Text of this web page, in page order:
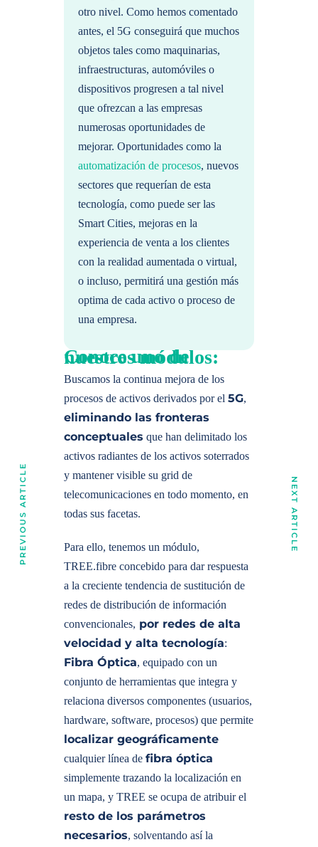
otro nivel. Como hemos comentado
antes, el 5G conseguirá que muchos
objetos tales como maquinarias,
infraestructuras, automóviles o
dispositivos progresen a tal nivel
que ofrezcan a las empresas
numerosas oportunidades de
mejorar. Oportunidades como la
automatización de procesos, nuevos
sectores que requerían de esta
tecnología, como puede ser las
Smart Cities, mejoras en la
experiencia de venta a los clientes
con la realidad aumentada o virtual,
o incluso, permitirá una gestión más
optima de cada activo o proceso de
una empresa.
Conoce uno de nuestros módulos:
Buscamos la continua mejora de los
procesos de activos derivados por el 5G,
eliminando las fronteras
conceptuales que han delimitado los
activos radiantes de los activos soterrados
y mantener visible su grid de
telecomunicaciones en todo momento, en
todas sus facetas.
Para ello, tenemos un módulo,
TREE.fibre concebido para dar respuesta
a la creciente tendencia de sustitución de
redes de distribución de información
convencionales, por redes de alta
velocidad y alta tecnología:
Fibra Óptica, equipado con un
conjunto de herramientas que integra y
relaciona diversos componentes (usuarios,
hardware, software, procesos) que permite
localizar geográficamente
cualquier línea de fibra óptica
simplemente trazando la localización en
un mapa, y TREE se ocupa de atribuir el
resto de los parámetros
necesarios, solventando así la
PREVIOUS ARTICLE NEXT ARTICLE